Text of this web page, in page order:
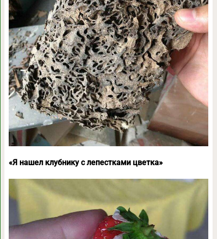
«Я нашел клубнику с лепестками цветка»